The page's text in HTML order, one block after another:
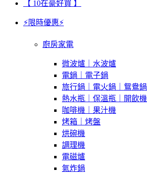
【 10在豪好買 】
⚡限時優惠⚡
廚房家電
微波爐｜水波爐
電鍋｜電子鍋
旅行鍋｜電火鍋｜鴛鴦鍋
熱水瓶｜保溫瓶｜開飲機
咖啡機｜果汁機
烤箱｜烤盤
烘碗機
調理機
電磁爐
氣炸鍋